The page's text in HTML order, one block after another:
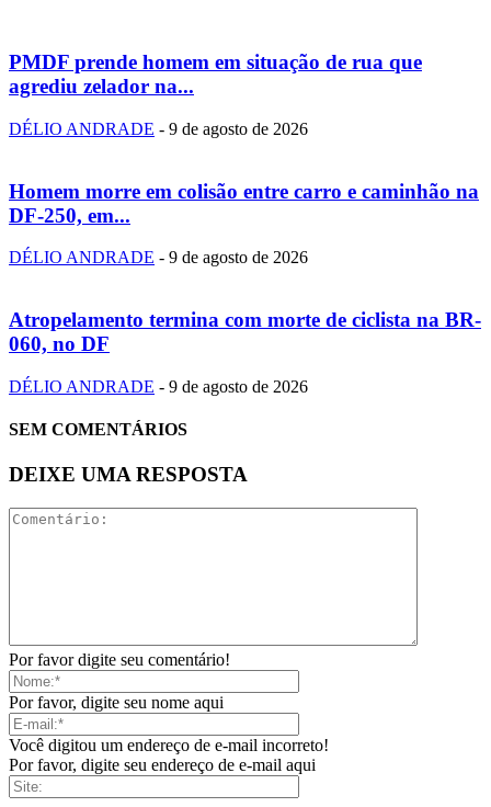
PMDF prende homem em situação de rua que
agrediu zelador na...
DÉLIO ANDRADE - 9 de agosto de 2026
Homem morre em colisão entre carro e caminhão na
DF-250, em...
DÉLIO ANDRADE - 9 de agosto de 2026
Atropelamento termina com morte de ciclista na BR-
060, no DF
DÉLIO ANDRADE - 9 de agosto de 2026
SEM COMENTÁRIOS
DEIXE UMA RESPOSTA
Por favor digite seu comentário!
Por favor, digite seu nome aqui
Você digitou um endereço de e-mail incorreto!
Por favor, digite seu endereço de e-mail aqui